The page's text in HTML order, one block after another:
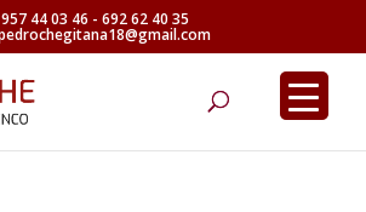
957 44 03 46 - 692 62 40 35